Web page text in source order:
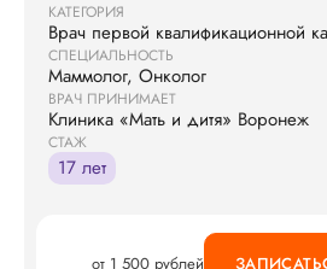
КАТЕГОРИЯ
Врач первой квалификационной
СПЕЦИАЛЬНОСТЬ
Маммолог, Онколог
ВРАЧ ПРИНИМАЕТ
Клиника «Мать и дитя» Воронеж
СТАЖ
17 лет
от 1 500 рублей